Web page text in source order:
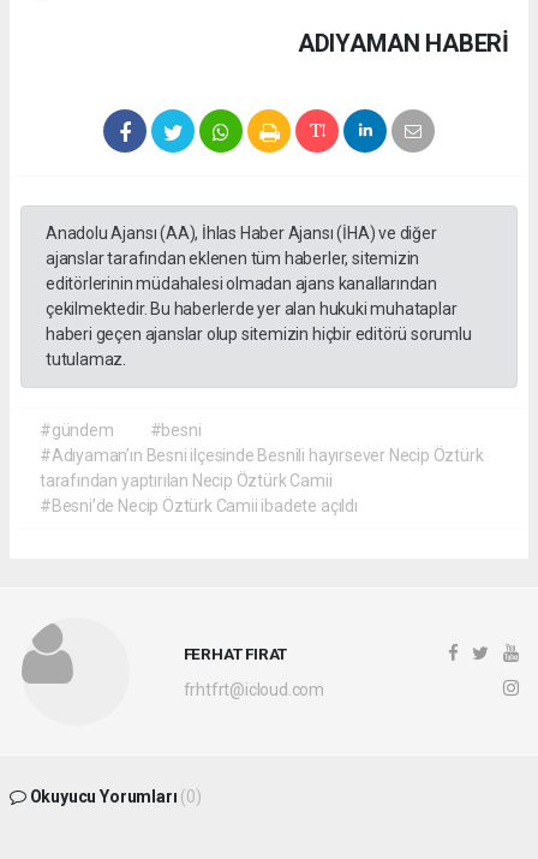
ADIYAMAN HABERİ
Anadolu Ajansı (AA), İhlas Haber Ajansı (İHA) ve diğer
ajanslar tarafından eklenen tüm haberler, sitemizin
editörlerinin müdahalesi olmadan ajans kanallarından
çekilmektedir. Bu haberlerde yer alan hukuki muhataplar
haberi geçen ajanslar olup sitemizin hiçbir editörü sorumlu
tutulamaz.
#gündem
#besni
#Adıyaman’ın Besni ilçesinde Besnili hayırsever Necip Öztürk
tarafından yaptırılan Necip Öztürk Camii
#Besni’de Necip Öztürk Camii ibadete açıldı
FERHAT FIRAT
frhtfrt@icloud.com
Okuyucu Yorumları (0)